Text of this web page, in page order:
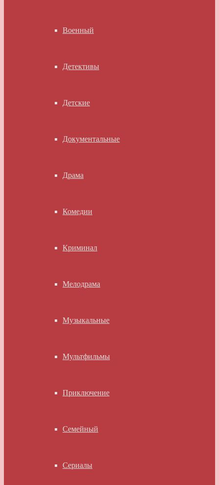
Военный
Детективы
Детские
Документальные
Драма
Комедии
Криминал
Мелодрама
Музыкальные
Мультфильмы
Приключение
Семейный
Сериалы